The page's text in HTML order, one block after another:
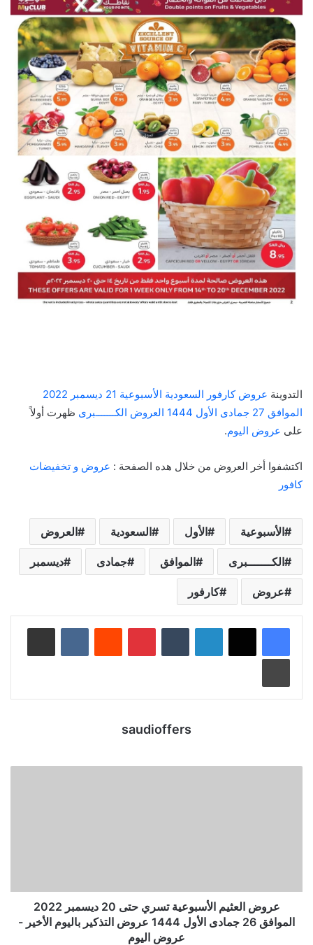
التدوينة
عروض كارفور السعودية الأسبوعية 21 ديسمبر 2022
الموافق 27 جمادى الأول 1444 العروض الكـــــــبرى
ظهرت أولاً
على عروض اليوم.
اكتشفوا أخر العروض من خلال هده الصفحة : عروض و تخفيضات
كافور
الأسبوعية الأول السعودية العروض
الكـــــــبرى الموافق جمادى ديسمبر
عروض كارفور
لينكدإن بينتيريست
saudioffers
عروض العثيم الأسبوعية تسري حتى 20 ديسمبر 2022
الموافق 26 جمادى الأول 1444 عروض التذكير باليوم الأخير -
عروض اليوم